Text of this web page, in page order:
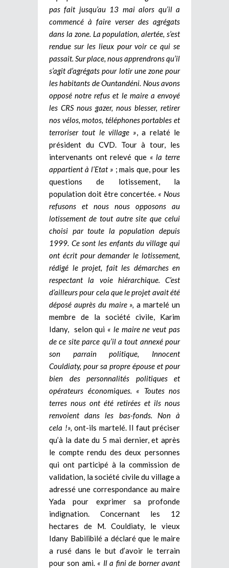
pas fait jusqu’au 13 mai alors qu’il a
commencé à faire verser des agrégats
dans la zone. La population, alertée, s’est
rendue sur les lieux pour voir ce qui se
passait. Sur place, nous apprendrons qu’il
s’agit d’agrégats pour lotir une zone pour
les habitants de Ountandéni. Nous avons
opposé notre refus et le maire a envoyé
les CRS nous gazer, nous blesser, retirer
nos vélos, motos, téléphones portables et
terroriser tout le village » , a relaté le
président du CVD. Tour à tour, les
intervenants ont relevé que « la terre
appartient à l’Etat » ; mais que, pour les
questions de lotissement, la
population doit être concertée. « Nous
refusons et nous nous opposons au
lotissement de tout autre site que celui
choisi par toute la population depuis
1999. Ce sont les enfants du village qui
ont écrit pour demander le lotissement,
rédigé le projet, fait les démarches en
respectant la voie hiérarchique. C’est
d’ailleurs pour cela que le projet avait été
déposé auprès du maire », a martelé un
membre de la société civile, Karim
Idany, selon qui « le maire ne veut pas
de ce site parce qu’il a tout annexé pour
son parrain politique, Innocent
Couldiaty, pour sa propre épouse et pour
bien des personnalités politiques et
opérateurs économiques.
« Toutes nos
terres nous ont été retirées et ils nous
renvoient dans les bas-fonds. Non à
cela !», ont-ils martelé. Il faut préciser
qu’à la date du 5 mai dernier, et après
le compte rendu des deux personnes
qui ont participé à la commission de
validation, la société civile du village a
adressé une correspondance au maire
Yada pour exprimer sa profonde
indignation. Concernant les 12
hectares de M. Couldiaty, le vieux
Idany Babilibilé a déclaré que le maire
a rusé dans le but d’avoir le terrain
pour son ami. « Il a fini de borner avant